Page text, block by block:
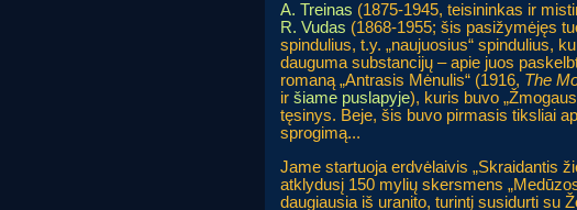
A. Treinas (1875-1945, teisininkas ir
R. Vudas (1868-1955; šis pasižymėjęs
spindulius, t.y. „naujuosius“ spindulius,
dauguma substancijų – apie juos
romaną „Antrasis Mėnulis“ (1916, The
ir šiame puslapyje), kuris buvo
tęsinys. Beje, šis buvo pirmasis tiksliai
sprogimą...
Jame startuoja erdvėlaivis „Skraidantis
atklydusį 150 mylių skersmens
daugiausia iš uranito, turintį susidurti su